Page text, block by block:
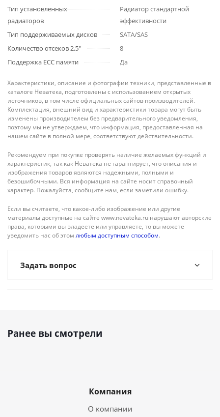
Тип установленных
радиаторов
Радиатор стандартной
эффективности
Тип поддерживаемых дисков
SATA/SAS
Количество отсеков 2,5''
8
Поддержка ECC памяти
Да
Характеристики, описание и фотографии техники, представленные в
каталоге Неватека, подготовлены с использованием открытых
источников, в том числе официальных сайтов производителей.
Комплектация, внешний вид и характеристики товара могут быть
изменены производителем без предварительного уведомления,
поэтому мы не утверждаем, что информация, предоставленная на
нашем сайте в полной мере, соответствуют действительности.
Рекомендуем при покупке проверять наличие желаемых функций и
характеристик, так как Неватека не гарантирует, что описания и
изображения товаров являются надежными, полными и
безошибочными. Вся информация на сайте носит справочный
характер. Пожалуйста, сообщите нам, если заметили ошибку.
Если вы считаете, что какое-либо изображение или другие
материалы доступные на сайте www.nevateka.ru нарушают авторские
права, которыми вы владеете или управляете, то вы можете
уведомить нас об этом любым доступным способом.
Задать вопрос
Ранее вы смотрели
Компания
О компании